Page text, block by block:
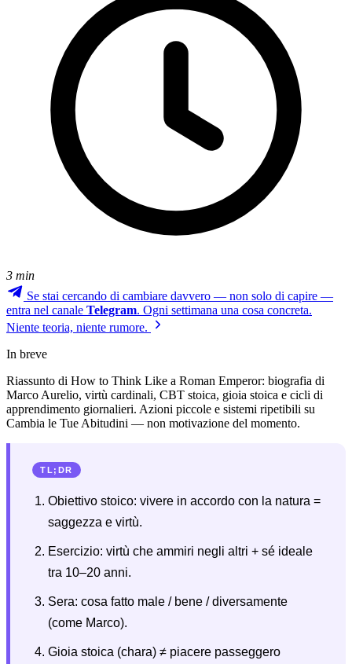
3 min
Se stai cercando di cambiare davvero — non solo di capire —
entra nel canale Telegram. Ogni settimana una cosa concreta.
Niente teoria, niente rumore.
In breve
Riassunto di How to Think Like a Roman Emperor: biografia di
Marco Aurelio, virtù cardinali, CBT stoica, gioia stoica e cicli di
apprendimento giornalieri. Azioni piccole e sistemi ripetibili su
Cambia le Tue Abitudini — non motivazione del momento.
TL;DR
Obiettivo stoico: vivere in accordo con la natura =
saggezza e virtù.
Esercizio: virtù che ammiri negli altri + sé ideale
tra 10–20 anni.
Sera: cosa fatto male / bene / diversamente
(come Marco).
Gioia stoica (chara) ≠ piacere passeggero